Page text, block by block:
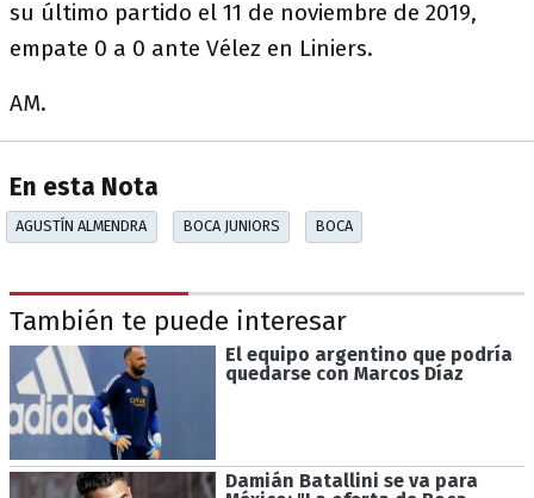
su último partido el 11 de noviembre de 2019,
empate 0 a 0 ante Vélez en Liniers.
AM.
En esta Nota
AGUSTÍN ALMENDRA BOCA JUNIORS BOCA
También te puede interesar
El equipo argentino que podría
quedarse con Marcos Díaz
Damián Batallini se va para